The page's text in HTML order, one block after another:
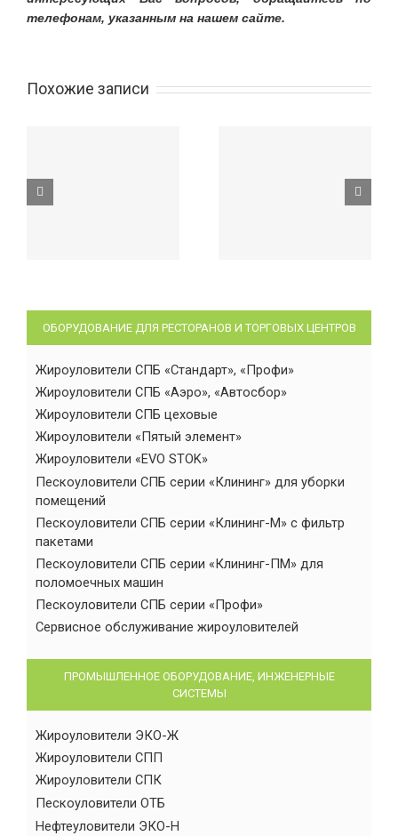
телефонам, указанным на нашем сайте.
Похожие записи
ОБОРУДОВАНИЕ ДЛЯ РЕСТОРАНОВ И ТОРГОВЫХ ЦЕНТРОВ
Жироуловители СПБ «Стандарт», «Профи»
Жироуловители СПБ «Аэро», «Автосбор»
Жироуловители СПБ цеховые
Жироуловители «Пятый элемент»
Жироуловители «EVO STOK»
Пескоуловители СПБ серии «Клининг» для уборки
помещений
Пескоуловители СПБ серии «Клининг-М» с фильтр
пакетами
Пескоуловители СПБ серии «Клининг-ПМ» для
поломоечных машин
Пескоуловители СПБ серии «Профи»
Сервисное обслуживание жироуловителей
ПРОМЫШЛЕННОЕ ОБОРУДОВАНИЕ, ИНЖЕНЕРНЫЕ
СИСТЕМЫ
Жироуловители ЭКО-Ж
Жироуловители СПП
Жироуловители СПК
Пескоуловители ОТБ
Нефтеуловители ЭКО-Н